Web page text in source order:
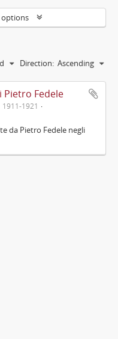
options
Direction: Ascending
Pietro Fedele
1911-1921
da Pietro Fedele negli